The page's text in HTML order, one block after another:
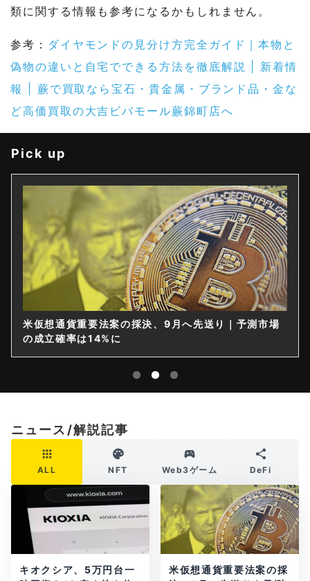
類に関する情報も参考になるかもしれません。
参考： ダイヤモンドの見分け方完全ガイド｜本物と
偽物の違いと自宅でできる方法を徹底解説 | 新着情
報 | 蕨で買取なら宝石・貴金属・ブランド品・金な
ど高価買取の大吉ビバモール蕨錦町店へ
Pick up
市場
仮想通貨は購入後すぐ送れなくなる？金融庁が出庫
限を要請
ニュース/解説記事
ALL NFT Web3ゲーム DeFi
キオクシア、5万円台一
米仮想通貨重要法案の採